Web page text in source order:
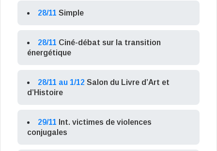
28/11 Simple
28/11 Ciné-débat sur la transition
énergétique
28/11 au 1/12 Salon du Livre d’Art et
d’Histoire
29/11 Int. victimes de violences
conjugales